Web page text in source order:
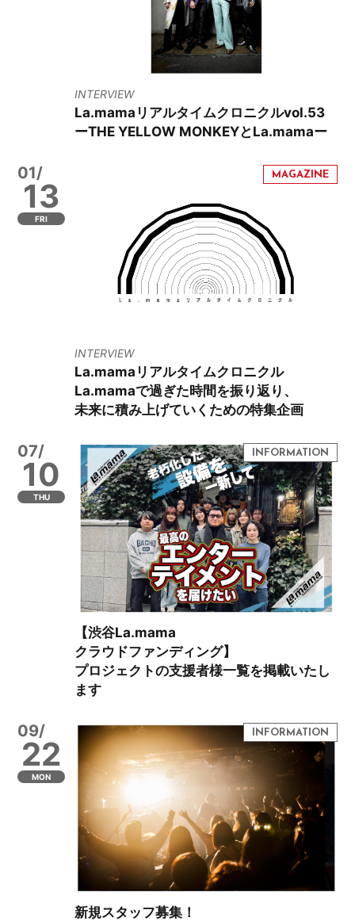
INTERVIEW
La.mamaリアルタイムクロニクルvol.53
ーTHE YELLOW MONKEYとLa.mamaー
01/
13
FRI
INTERVIEW
La.mamaリアルタイムクロニクル
La.mamaで過ぎた時間を振り返り、
未来に積み上げていくための特集企画
07/
10
THU
【渋谷La.mama
クラウドファンディング】
プロジェクトの支援者様一覧を掲載いたし
ます
09/
22
MON
新規スタッフ募集！